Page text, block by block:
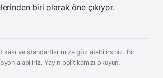
biri olarak öne çıkıyor.
ve standartlarımıza göz atabilirsiniz. Bir
alabiliriz.Yayın politikamızı okuyun.